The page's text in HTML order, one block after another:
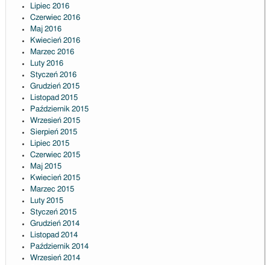
Lipiec 2016
Czerwiec 2016
Maj 2016
Kwiecień 2016
Marzec 2016
Luty 2016
Styczeń 2016
Grudzień 2015
Listopad 2015
Październik 2015
Wrzesień 2015
Sierpień 2015
Lipiec 2015
Czerwiec 2015
Maj 2015
Kwiecień 2015
Marzec 2015
Luty 2015
Styczeń 2015
Grudzień 2014
Listopad 2014
Październik 2014
Wrzesień 2014